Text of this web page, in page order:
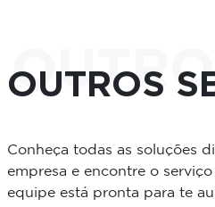
OUTROS
Conheça todas as soluções
empresa e encontre o
equipe está pronta para te